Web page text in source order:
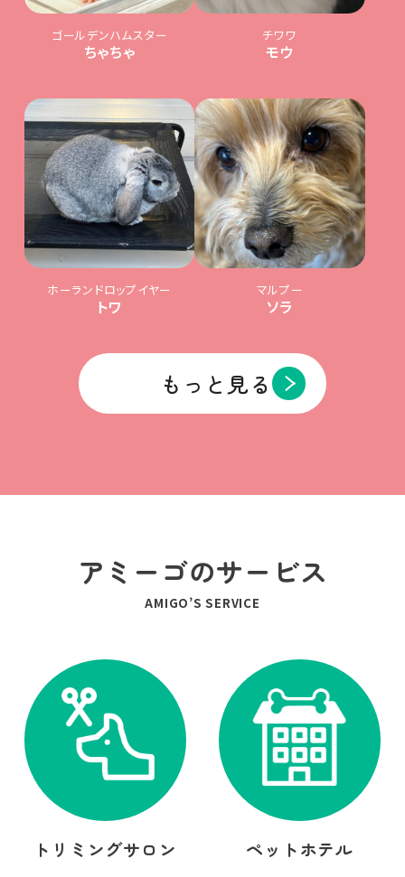
ゴールデンハムスター
ちゃちゃ
チワワ
モウ
ホーランドロップイヤー
トワ
マルプー
ソラ
もっと見る
アミーゴのサービス
AMIGO’S SERVICE
トリミングサロン ペットホテル